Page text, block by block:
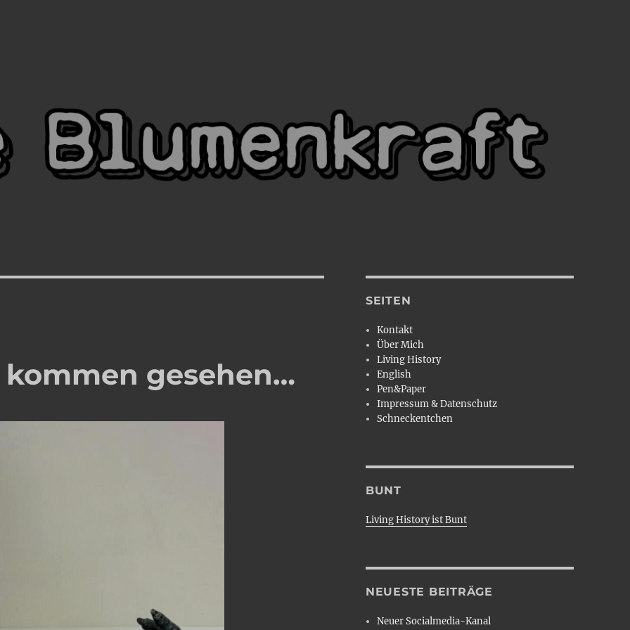
gesehen…
SEITEN
Kontakt
Über Mich
Living History
English
Pen&Paper
Impressum & Datenschutz
Schneckentchen
BUNT
Living History ist Bunt
NEUESTE BEITRÄGE
Neuer Socialmedia-Kanal